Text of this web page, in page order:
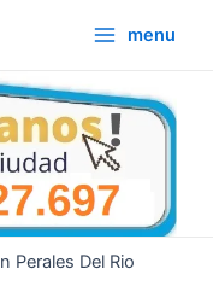
Menu
menu
Perales Del Rio